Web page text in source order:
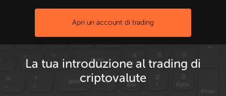
Apri un account di trading
La tua introduzione al trading di
criptovalute